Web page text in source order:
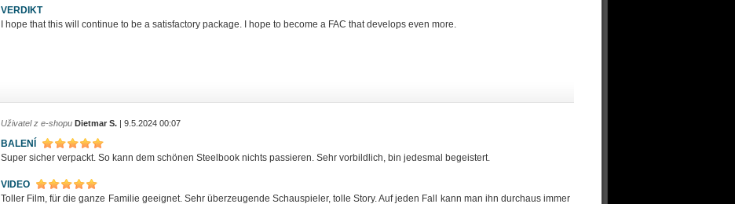
VERDIKT
I hope that this will continue to be a satisfactory package. I hope to become a FAC that develops even more.
Uživatel z e-shopu Dietmar S. | 9.5.2024 00:07
BALENÍ
Super sicher verpackt. So kann dem schönen Steelbook nichts passieren. Sehr vorbildlich, bin jedesmal begeistert.
VIDEO
Toller Film, für die ganze Familie geeignet. Sehr überzeugende Schauspieler, tolle Story. Auf jeden Fall kann man ihn durchaus immer